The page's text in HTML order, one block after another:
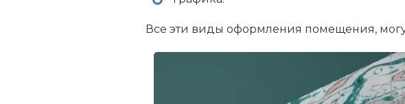
Все эти виды оформления помещения,